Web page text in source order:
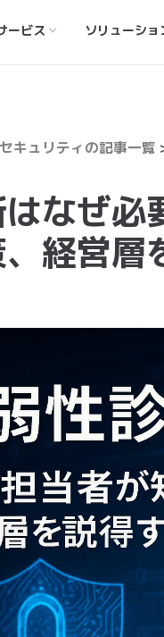
ービス ソリューショ
キュリティの記事一覧
なぜ必
経営